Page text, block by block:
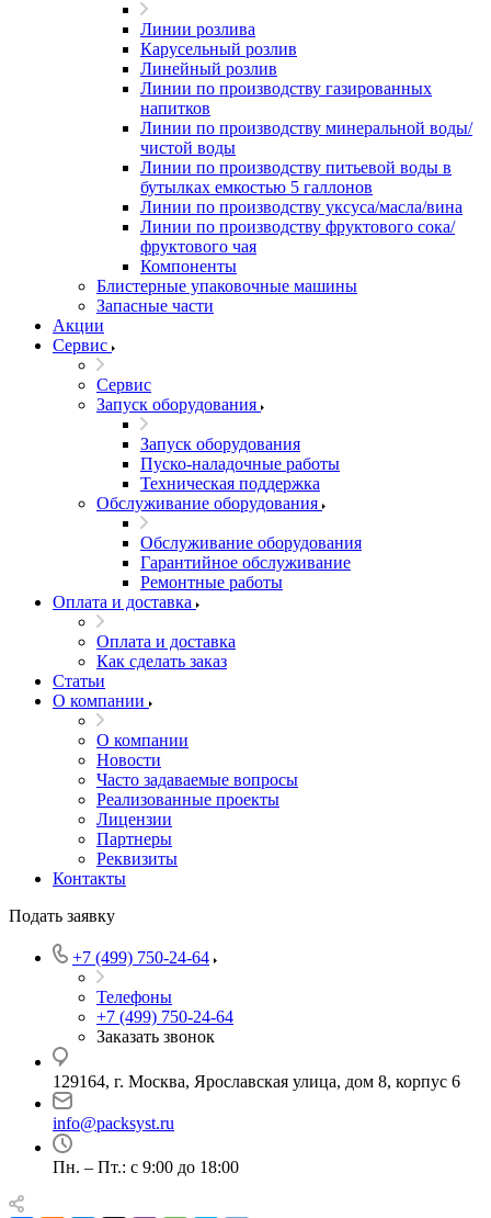
Линии розлива
Карусельный розлив
Линейный розлив
Линии по производству газированных
напитков
Линии по производству минеральной воды/
чистой воды
Линии по производству питьевой воды в
бутылках емкостью 5 галлонов
Линии по производству уксуса/масла/вина
Линии по производству фруктового сока/
фруктового чая
Компоненты
Блистерные упаковочные машины
Запасные части
Акции
Сервис
Сервис
Запуск оборудования
Запуск оборудования
Пуско-наладочные работы
Техническая поддержка
Обслуживание оборудования
Обслуживание оборудования
Гарантийное обслуживание
Ремонтные работы
Оплата и доставка
Оплата и доставка
Как сделать заказ
Статьи
О компании
О компании
Новости
Часто задаваемые вопросы
Реализованные проекты
Лицензии
Партнеры
Реквизиты
Контакты
Подать заявку
+7 (499) 750-24-64
Телефоны
+7 (499) 750-24-64
Заказать звонок
129164, г. Москва, Ярославская улица, дом 8, корпус 6
info@packsyst.ru
Пн. – Пт.: с 9:00 до 18:00